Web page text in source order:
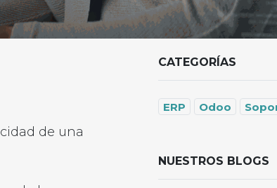
de una
CATEGORÍAS
ERP Odoo
NUESTROS BLOGS